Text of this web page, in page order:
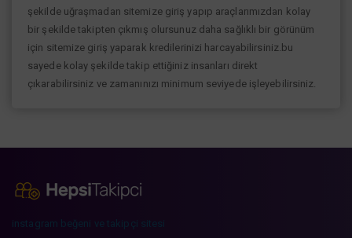
şekilde uğraşmadan sitemize giriş yapıp araçlarımızdan kolay
bir şekilde takipten çıkmış olursunuz daha sağlıklı bir görünüm
için sitemize giriş yaparak kredilerinizi harcayabilirsiniz.bu
sayede kolay şekilde takip ettiğiniz insanları direkt
çıkarabilirsiniz ve zamanınızı minimum seviyede işleyebilirsiniz.
instagram beğeni ve takipçi sitesi